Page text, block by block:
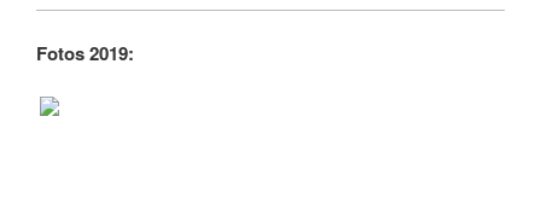
Fotos 2019: